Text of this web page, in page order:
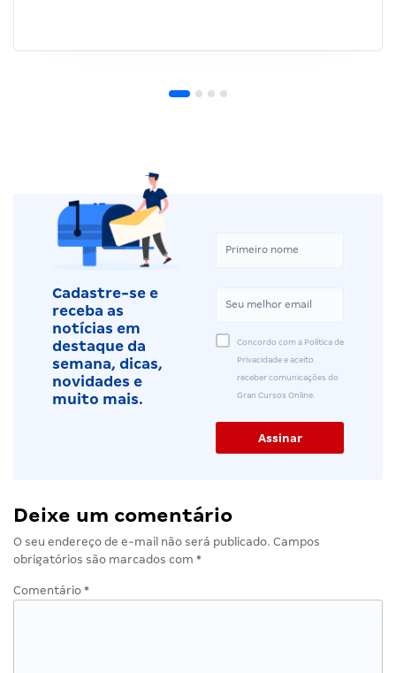
Cadastre-se e
receba as
notícias em
destaque da
semana, dicas,
novidades e
muito mais.
Concordo com a Política de
Privacidade e aceito
receber comunicações do
Gran Cursos Online.
Deixe um comentário
O seu endereço de e-mail não será publicado. Campos
obrigatórios são marcados com *
Comentário *